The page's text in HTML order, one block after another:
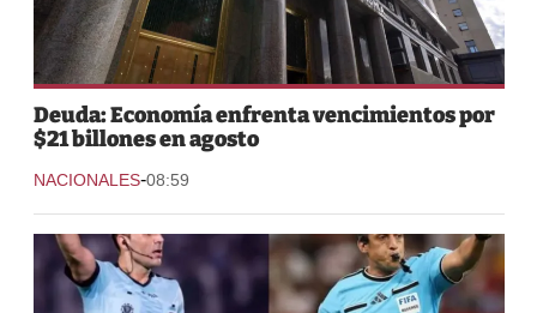
Deuda: Economía enfrenta vencimientos por
$21 billones en agosto
NACIONALES-08:59